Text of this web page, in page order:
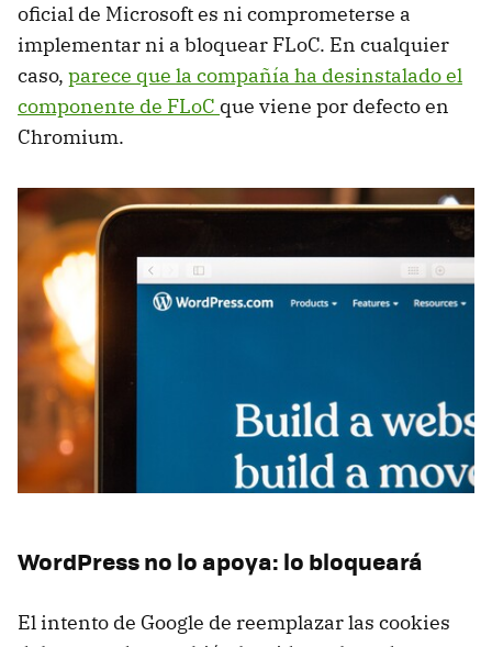
oficial de Microsoft es ni comprometerse a
implementar ni a bloquear FLoC. En cualquier
caso, parece que la compañía ha desinstalado el
componente de FLoC que viene por defecto en
Chromium.
WordPress no lo apoya: lo bloqueará
El intento de Google de reemplazar las cookies